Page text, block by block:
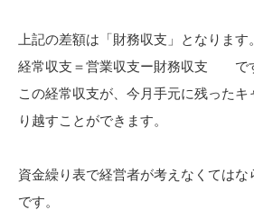
上記の差額は「財務収支」となります。
経常収支＝営業収支ー財務収支 で
この経常収支が、今月手元に残った
り越すことができます。
資金繰り表で経営者が考えなくてはな
です。